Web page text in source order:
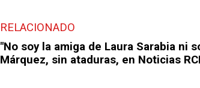
RELACIONADO
"No soy la amiga de Laura Sarabia ni
Márquez, sin ataduras, en Noticias